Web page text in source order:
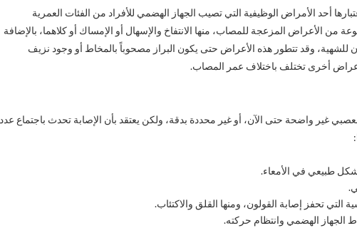
أحد الأمراض الوظيفية التي تصيب الجهاز الهضمي للأفراد من الفئات العمرية
من الأعراض المزعجة للمصاب، منها الانتفاخ والإسهال أو الإمساك أو كلاهما، بالإضافة
وقد تتطور هذه الأعراض حتى يكون البراز مصحوباً بالمخاط أو وجود نزيف
أخرى تختلف باختلاف عمر المصاب.
غير واضحة حتى الآن، أو غير محددة بدقة، ولكن يعتقد بأن الإصابة تحدث باجتماع عدد
طبيعي في الأمعاء.
التي تحفز إصابة القولون، ومنها القلق والاكتئاب.
الجهاز الهضمي وانتظام حركته.